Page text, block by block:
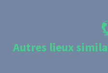
Autres lieux